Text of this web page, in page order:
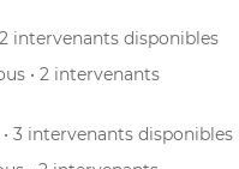
intervenants disponibles
• 2 intervenants
3 intervenants disponibles